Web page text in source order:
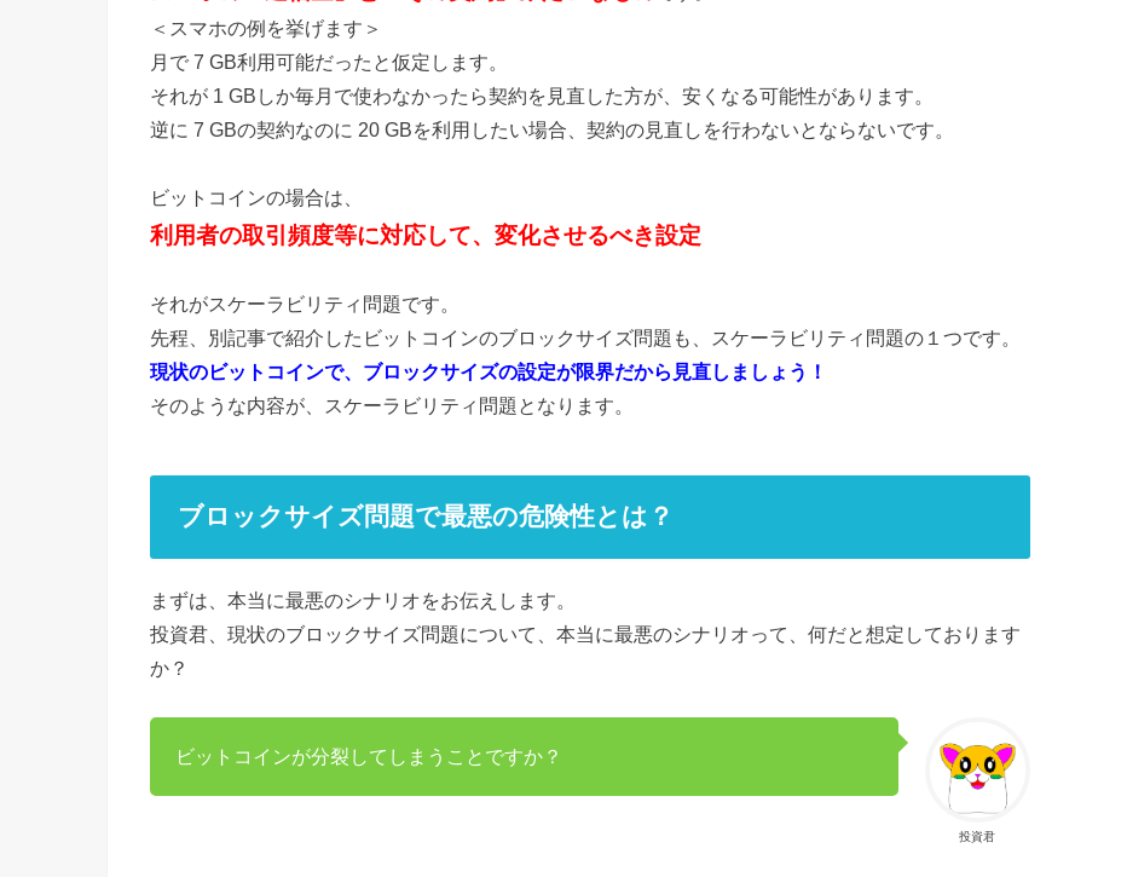
＜スマホの例を挙げます＞
月で 7 GB利用可能だったと仮定します。
それが 1 GBしか毎月で使わなかったら契約を見直した方が、安くなる可能性があります。
逆に 7 GBの契約なのに 20 GBを利用したい場合、契約の見直しを行わないとならないです。
ビットコインの場合は、
利用者の取引頻度等に対応して、変化させるべき設定
それがスケーラビリティ問題です。
先程、別記事で紹介したビットコインのブロックサイズ問題も、スケーラビリティ問題の１つです。
現状のビットコインで、ブロックサイズの設定が限界だから見直しましょう！
そのような内容が、スケーラビリティ問題となります。
ブロックサイズ問題で最悪の危険性とは？
まずは、本当に最悪のシナリオをお伝えします。
投資君、現状のブロックサイズ問題について、本当に最悪のシナリオって、何だと想定しております
か？
投資君
ビットコインが分裂してしまうことですか？